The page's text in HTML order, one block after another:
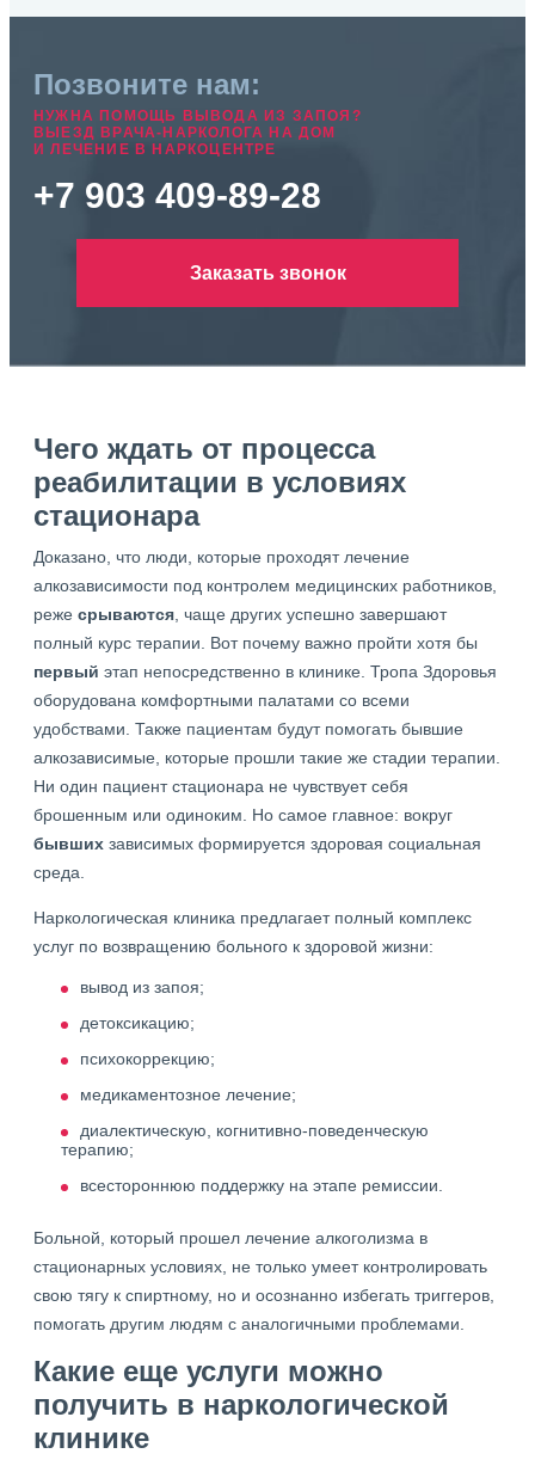
Позвоните нам:
НУЖНА ПОМОЩЬ ВЫВОДА ИЗ ЗАПОЯ?
ВЫЕЗД ВРАЧА-НАРКОЛОГА НА ДОМ
И ЛЕЧЕНИЕ В НАРКОЦЕНТРЕ
+7 903 409-89-28
Заказать звонок
Чего ждать от процесса
реабилитации в условиях
стационара
Доказано, что люди, которые проходят лечение
алкозависимости под контролем медицинских работников,
реже срываются , чаще других успешно завершают
полный курс терапии. Вот почему важно пройти хотя бы
первый этап непосредственно в клинике. Тропа Здоровья
оборудована комфортными палатами со всеми
удобствами. Также пациентам будут помогать бывшие
алкозависимые, которые прошли такие же стадии терапии.
Ни один пациент стационара не чувствует себя
брошенным или одиноким. Но самое главное: вокруг
бывших зависимых формируется здоровая социальная
среда.
Наркологическая клиника предлагает полный комплекс
услуг по возвращению больного к здоровой жизни:
вывод из запоя;
детоксикацию;
психокоррекцию;
медикаментозное лечение;
диалектическую, когнитивно-поведенческую
терапию;
всестороннюю поддержку на этапе ремиссии.
Больной, который прошел лечение алкоголизма в
стационарных условиях, не только умеет контролировать
свою тягу к спиртному, но и осознанно избегать триггеров,
помогать другим людям с аналогичными проблемами.
Какие еще услуги можно
получить в наркологической
клинике